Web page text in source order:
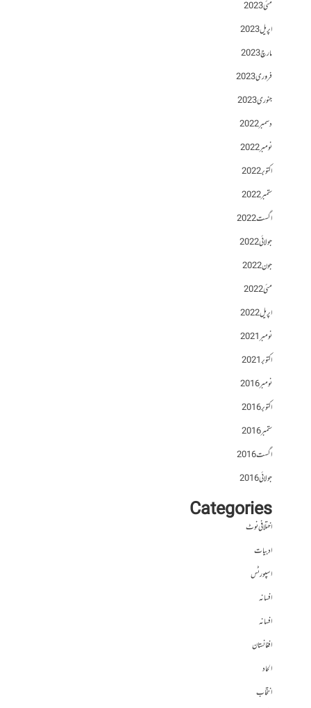
مئی 2023
اپریل 2023
مارچ 2023
فروری 2023
جنوری 2023
دسمبر 2022
نومبر 2022
اکتوبر 2022
ستمبر 2022
اگست 2022
جولائی 2022
جون 2022
مئی 2022
اپریل 2022
نومبر 2021
اکتوبر 2021
نومبر 2016
اکتوبر 2016
ستمبر 2016
اگست 2016
جولائی 2016
Categories
اختلافی نوٹ
ادبیات
اسپورٹس
افسانہ
افسانہ
افغانستان
الحاد
انتخاب